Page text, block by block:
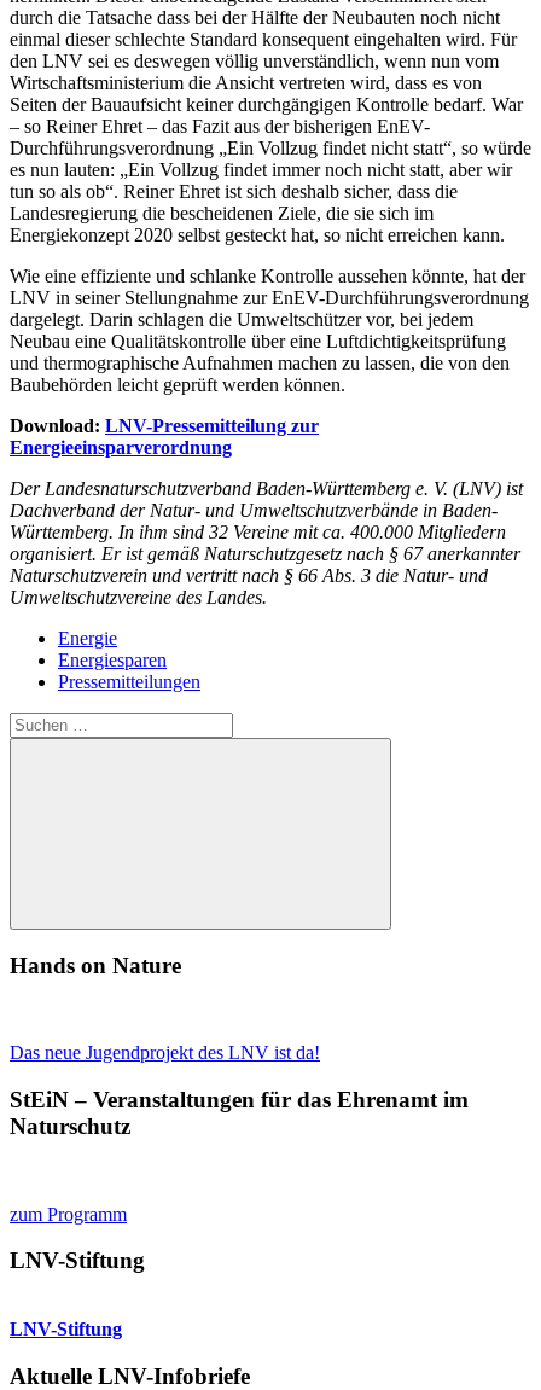
durch die Tatsache dass bei der Hälfte der Neubauten noch nicht
einmal dieser schlechte Standard konsequent eingehalten wird. Für
den LNV sei es deswegen völlig unverständlich, wenn nun vom
Wirtschaftsministerium die Ansicht vertreten wird, dass es von
Seiten der Bauaufsicht keiner durchgängigen Kontrolle bedarf. War
– so Reiner Ehret – das Fazit aus der bisherigen EnEV-
Durchführungsverordnung „Ein Vollzug findet nicht statt“, so würde
es nun lauten: „Ein Vollzug findet immer noch nicht statt, aber wir
tun so als ob“. Reiner Ehret ist sich deshalb sicher, dass die
Landesregierung die bescheidenen Ziele, die sie sich im
Energiekonzept 2020 selbst gesteckt hat, so nicht erreichen kann.
Wie eine effiziente und schlanke Kontrolle aussehen könnte, hat der
LNV in seiner Stellungnahme zur EnEV-Durchführungsverordnung
dargelegt. Darin schlagen die Umweltschützer vor, bei jedem
Neubau eine Qualitätskontrolle über eine Luftdichtigkeitsprüfung
und thermographische Aufnahmen machen zu lassen, die von den
Baubehörden leicht geprüft werden können.
Download: LNV-Pressemitteilung zur
Energieeinsparverordnung
Der Landesnaturschutzverband Baden-Württemberg e. V. (LNV) ist
Dachverband der Natur- und Umweltschutzverbände in Baden-
Württemberg. In ihm sind 32 Vereine mit ca. 400.000 Mitgliedern
organisiert. Er ist gemäß Naturschutzgesetz nach § 67 anerkannter
Naturschutzverein und vertritt nach § 66 Abs. 3 die Natur- und
Umweltschutzvereine des Landes.
Energie
Energiesparen
Pressemitteilungen
Suchen
nach:
Suchen
Hands on Nature
Das neue Jugendprojekt des LNV ist da!
StEiN – Veranstaltungen für das Ehrenamt im
Naturschutz
zum Programm
LNV-Stiftung
LNV-Stiftung
Aktuelle LNV-Infobriefe